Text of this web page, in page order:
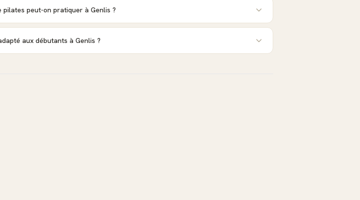
pilates peut-on pratiquer à Genlis ?
aux débutants à Genlis ?